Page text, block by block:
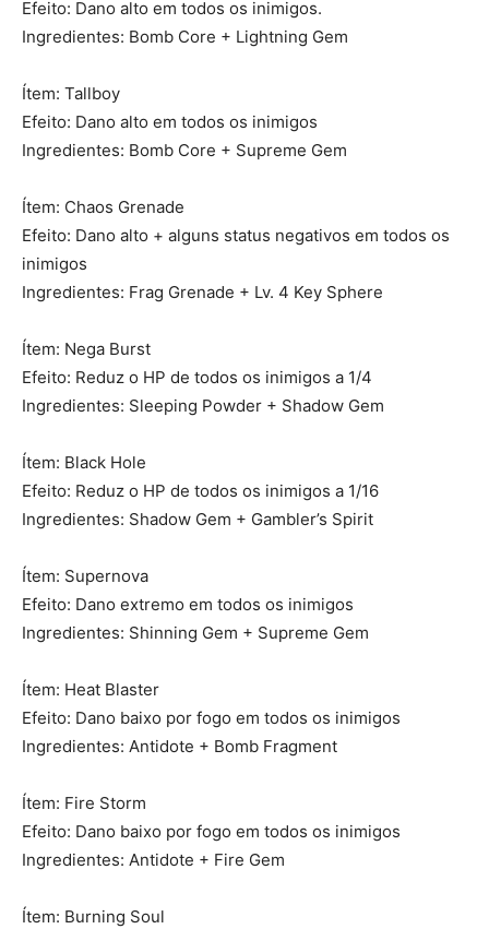
Efeito: Dano alto em todos os inimigos.
Ingredientes: Bomb Core + Lightning Gem
Ítem: Tallboy
Efeito: Dano alto em todos os inimigos
Ingredientes: Bomb Core + Supreme Gem
Ítem: Chaos Grenade
Efeito: Dano alto + alguns status negativos em todos os
inimigos
Ingredientes: Frag Grenade + Lv. 4 Key Sphere
Ítem: Nega Burst
Efeito: Reduz o HP de todos os inimigos a 1/4
Ingredientes: Sleeping Powder + Shadow Gem
Ítem: Black Hole
Efeito: Reduz o HP de todos os inimigos a 1/16
Ingredientes: Shadow Gem + Gambler’s Spirit
Ítem: Supernova
Efeito: Dano extremo em todos os inimigos
Ingredientes: Shinning Gem + Supreme Gem
Ítem: Heat Blaster
Efeito: Dano baixo por fogo em todos os inimigos
Ingredientes: Antidote + Bomb Fragment
Ítem: Fire Storm
Efeito: Dano baixo por fogo em todos os inimigos
Ingredientes: Antidote + Fire Gem
Ítem: Burning Soul